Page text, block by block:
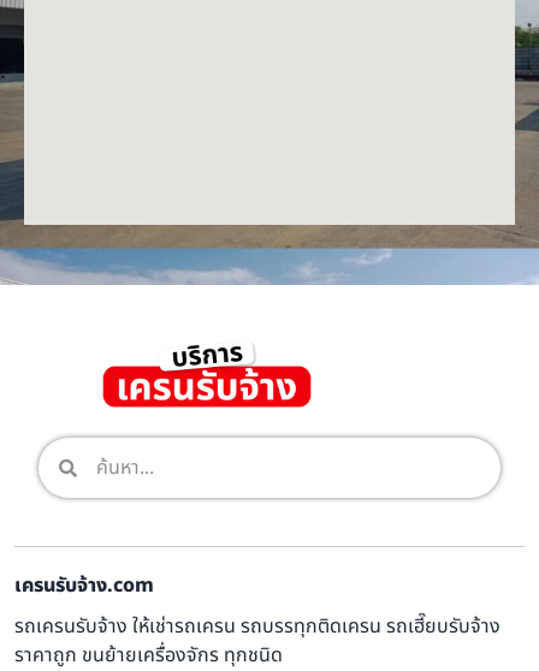
เครนรับจ้าง.com
รถเครนรับจ้าง ให้เช่ารถเครน รถบรรทุกติดเครน รถเฮี๊ยบรับจ้าง
ราคาถูก ขนย้ายเครื่องจักร ทุกชนิด